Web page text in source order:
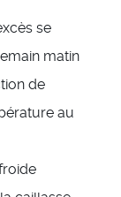
se
matin
de
au